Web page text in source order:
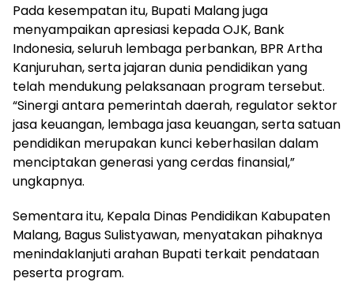
Pada kesempatan itu, Bupati Malang juga
menyampaikan apresiasi kepada OJK, Bank
Indonesia, seluruh lembaga perbankan, BPR Artha
Kanjuruhan, serta jajaran dunia pendidikan yang
telah mendukung pelaksanaan program tersebut.
“Sinergi antara pemerintah daerah, regulator sektor
jasa keuangan, lembaga jasa keuangan, serta satuan
pendidikan merupakan kunci keberhasilan dalam
menciptakan generasi yang cerdas finansial,”
ungkapnya.
Sementara itu, Kepala Dinas Pendidikan Kabupaten
Malang, Bagus Sulistyawan, menyatakan pihaknya
menindaklanjuti arahan Bupati terkait pendataan
peserta program.